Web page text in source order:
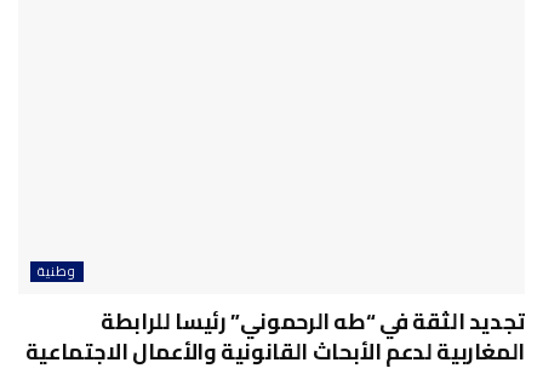
وطنية
تجديد الثقة في “طه الرحموني” رئيسا للرابطة
المغاربية لدعم الأبحاث القانونية والأعمال الاجتماعية